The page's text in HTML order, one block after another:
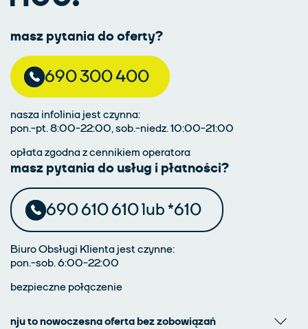
masz pytania do oferty?
690 300 400
nasza infolinia jest czynna:
pon.-pt. 8:00-22:00, sob.-niedz. 10:00-21:00
opłata zgodna z cennikiem operatora
masz pytania do usług i płatności?
690 610 610 lub *610
Biuro Obsługi Klienta jest czynne:
pon.-sob. 6:00-22:00
bezpieczne połączenie
nju to nowoczesna oferta bez zobowiązań